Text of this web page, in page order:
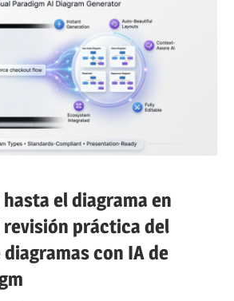
el diagrama en
revisión práctica del
con IA de